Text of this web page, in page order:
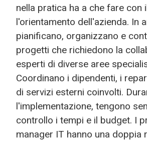
nella pratica ha a che fare con
l'orientamento dell'azienda. In
pianificano, organizzano e
progetti che richiedono la
esperti di diverse aree
Coordinano i dipendenti, i
di servizi esterni coinvolti.
l'implementazione, tengono
controllo i tempi e il budget. I
manager IT hanno una doppia